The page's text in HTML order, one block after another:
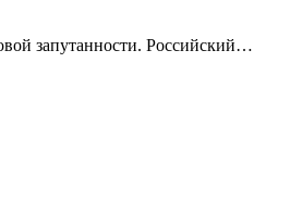
запутанности. Российский…